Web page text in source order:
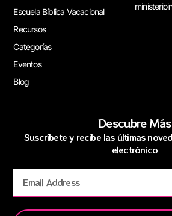
Escuela Bíblica Vacacional
Recursos
Categorías
Eventos
Blog
Descubre Más
Suscríbete y recibe las últimas
electrónico